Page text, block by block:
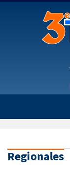
Regionales